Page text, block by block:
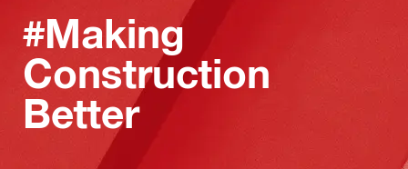
#Making
Construction
Better